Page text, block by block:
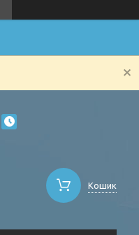
Кошик